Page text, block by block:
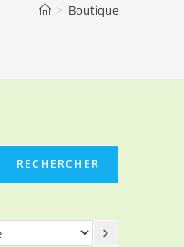
> Boutique
RECHERCHER